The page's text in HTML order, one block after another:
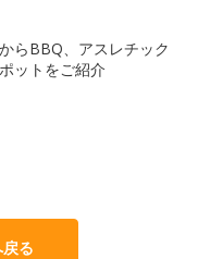
らBBQ、アスレチック
ットをご紹介
る